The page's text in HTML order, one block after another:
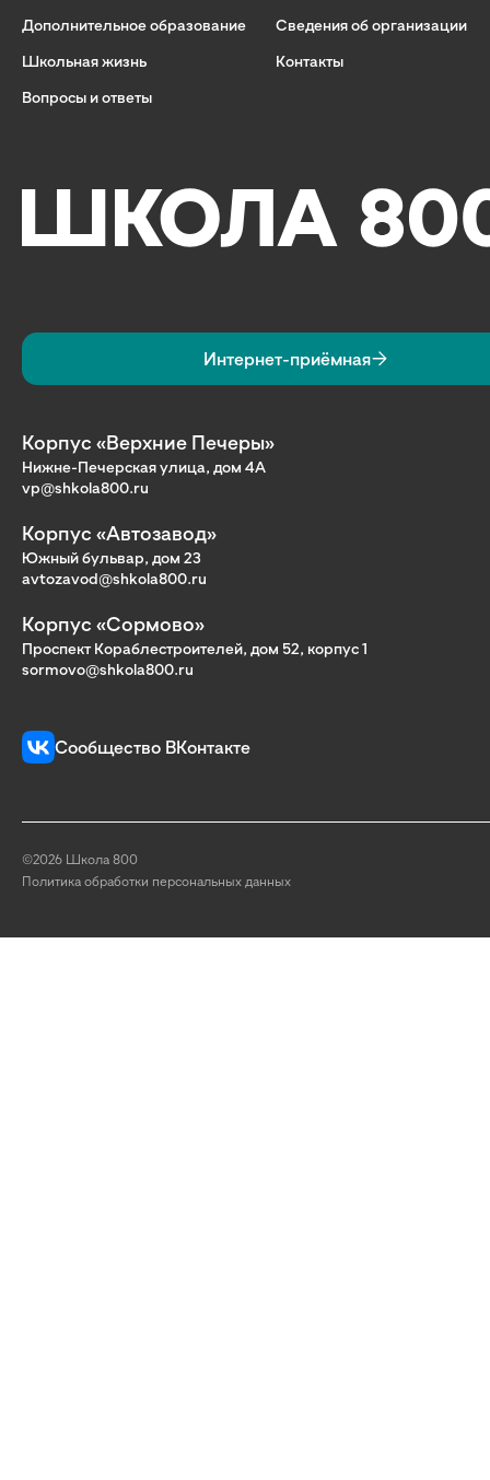
Дополнительное образование
Школьная жизнь
Вопросы и ответы
Сведения об организации
Контакты
Интернет-приёмная
Корпус «Верхние Печеры»
Нижне-Печерская улица, дом 4А
vp@shkola800.ru
Корпус «Автозавод»
Южный бульвар, дом 23
avtozavod@shkola800.ru
Корпус «Сормово»
Проспект Кораблестроителей, дом 52, корпус 1
sormovo@shkola800.ru
Сообщество ВКонтакте
©2026 Школа 800
Политика обработки персональных данных